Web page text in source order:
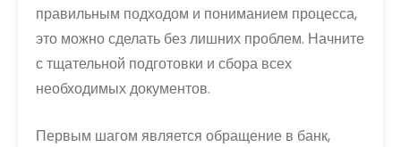
правильным подходом и пониманием процесса,
это можно сделать без лишних проблем. Начните
с тщательной подготовки и сбора всех
необходимых документов.
Первым шагом является обращение в банк,